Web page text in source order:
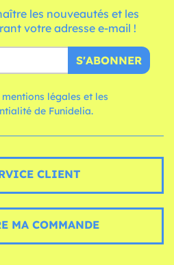
les nouveautés et les
votre adresse e-mail !
S'ABONNER
légales et les
de Funidelia.
CLIENT
MA COMMANDE